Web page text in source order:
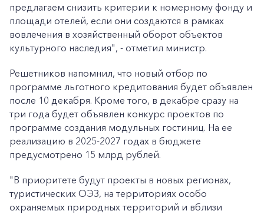
предлагаем снизить критерии к номерному фонду и
площади отелей, если они создаются в рамках
вовлечения в хозяйственный оборот объектов
культурного наследия", - отметил министр.
Решетников напомнил, что новый отбор по
программе льготного кредитования будет объявлен
после 10 декабря. Кроме того, в декабре сразу на
три года будет объявлен конкурс проектов по
программе создания модульных гостиниц. На ее
реализацию в 2025-2027 годах в бюджете
предусмотрено 15 млрд рублей.
"В приоритете будут проекты в новых регионах,
туристических ОЭЗ, на территориях особо
охраняемых природных территорий и вблизи